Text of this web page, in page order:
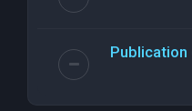
Publication